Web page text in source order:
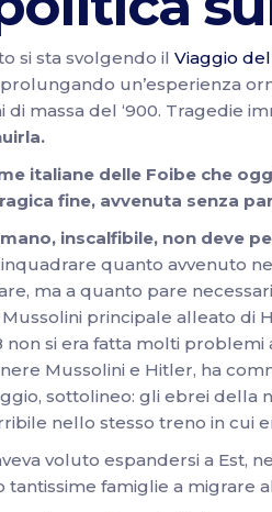
si sta svolgendo il Viaggio
un’esperienza
massa del ‘900. Tragedie
italiane delle Foibe che
fine, avvenuta senza
inscalfibile, non deve
quanto avvenuto
ma a quanto pare
Mussolini principale alleato di
non si era fatta molti
Mussolini e Hitler, ha
sottolineo: gli ebrei della
nello stesso treno in cui
voluto espandersi a
tantissime famiglie a migrare